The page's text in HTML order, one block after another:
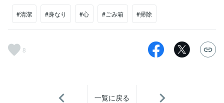
#清潔 #身なり #心 #ごみ箱 #掃除
8
一覧に戻る